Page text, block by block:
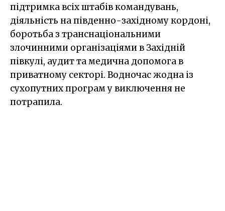
підтримка всіх штабів командувань,
діяльність на південно-західному кордоні,
боротьба з транснаціональними
злочинними організаціями в Західній
півкулі, аудит та медична допомога в
приватному секторі. Водночас жодна із
сухопутних програм у виключення не
потрапила.